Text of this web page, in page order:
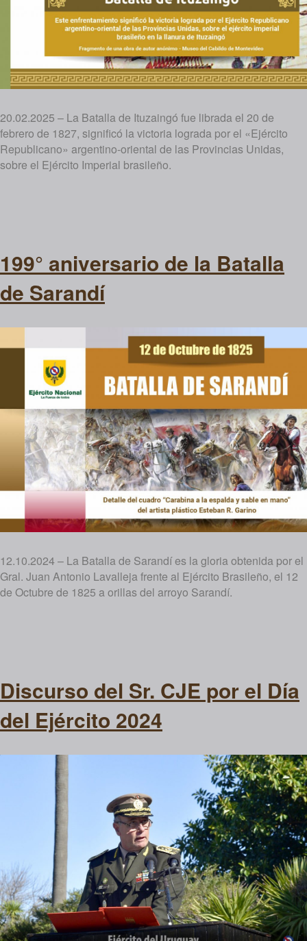
20.02.2025 – La Batalla de Ituzaingó fue librada el 20 de
febrero de 1827, significó la victoria lograda por el «Ejército
Republicano» argentino-oriental de las Provincias Unidas,
sobre el Ejército Imperial brasileño.
199° aniversario de la Batalla
de Sarandí
12.10.2024 – La Batalla de Sarandí es la gloria obtenida por el
Gral. Juan Antonio Lavalleja frente al Ejército Brasileño, el 12
de Octubre de 1825 a orillas del arroyo Sarandí.
Discurso del Sr. CJE por el Día
del Ejército 2024